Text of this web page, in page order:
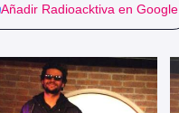
Añadir Radioacktiva en Google